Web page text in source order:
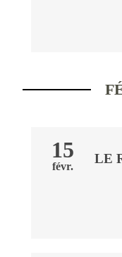
15
févr.
LE